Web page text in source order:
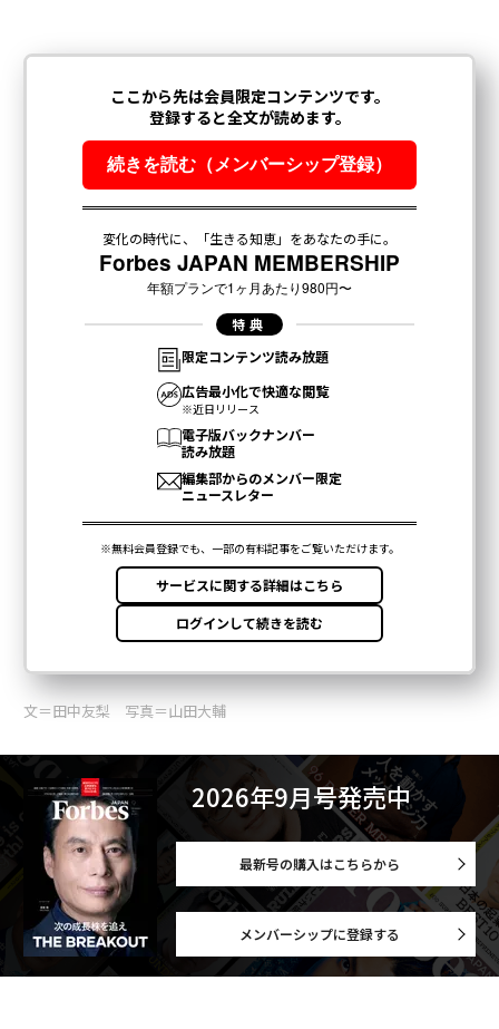
文＝田中友梨 写真＝山田大輔
2026年9月号発売中
最新号の購入はこちらから
メンバーシップに登録する